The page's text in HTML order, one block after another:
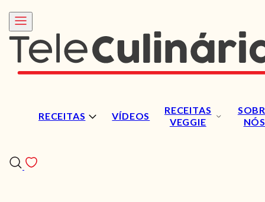
RECEITAS VÍDEOS
RECEITAS
VEGGIE
NÓS